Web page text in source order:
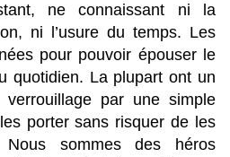
ne connaissant ni la
ni l’usure du temps. Les
pour pouvoir épouser le
quotidien. La plupart ont un
par une simple
porter sans risquer de les
sommes des héros